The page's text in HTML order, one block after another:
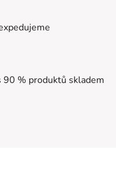
% produktů skladem